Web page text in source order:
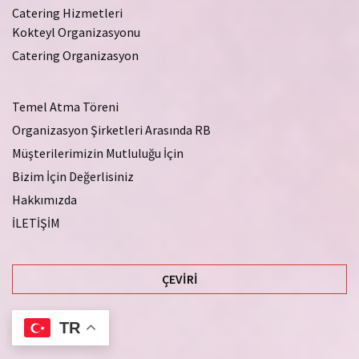
Catering Hizmetleri
Kokteyl Organizasyonu
Catering Organizasyon
Temel Atma Töreni
Organizasyon Şirketleri Arasında RB
Müşterilerimizin Mutluluğu İçin
Bizim İçin Değerlisiniz
Hakkımızda
İLETİŞİM
ÇEVIRI
TR